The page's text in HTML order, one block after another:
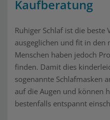
Kaufberatung
Ruhiger Schlaf ist die beste
ausgeglichen und fit in den
Menschen haben jedoch
finden. Damit dies
sogenannte Schlafmasken
auf die Augen und können
bestenfalls entspannt